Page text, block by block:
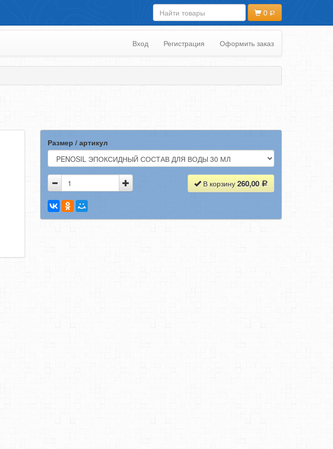
0
Вход Регистрация Оформить заказ
Размер / артикул
В корзину 260,00